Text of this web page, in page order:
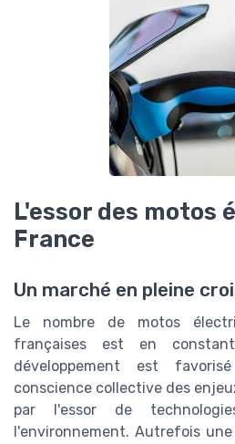
L'essor des motos
France
Un marché en pleine
Le nombre de motos
françaises est en
développement est
conscience collective des
par l'essor de
l'environnement. Autrefois